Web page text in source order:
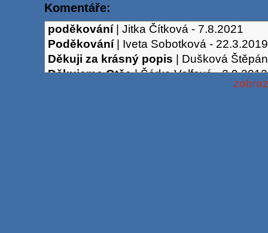
Komentáře:
poděkování| Jitka Čítková - 7.8.2021
Poděkování| Iveta Sobotková - 22.3.2019
Děkuji za krásný popis | Dušková
Děkujeme Otče|Šárka Volfová-2.9.2012